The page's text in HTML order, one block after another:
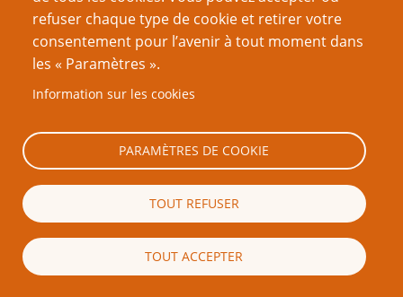
refuser chaque type de cookie et retirer votre
consentement pour l’avenir à tout moment dans
les « Paramètres ».
Information sur les cookies
PARAMÈTRES DE COOKIE
TOUT REFUSER
TOUT ACCEPTER
Mention légale importante
de la copier ailleurs, car toute reproduction de texte qui dépasse la
longueur raisonnable d’une citation (c’est-à-dire, en règle générale,
reproduisez une grande partie ou la totalité du texte de cette page
sans l’autorisation écrite de PTGPTB.fr, et que vous diffusez ladite
vous reconnaissez que vous commettez délibérément une
violation des lois sur le droit d’auteur, c’est-à-dire un acte illégal